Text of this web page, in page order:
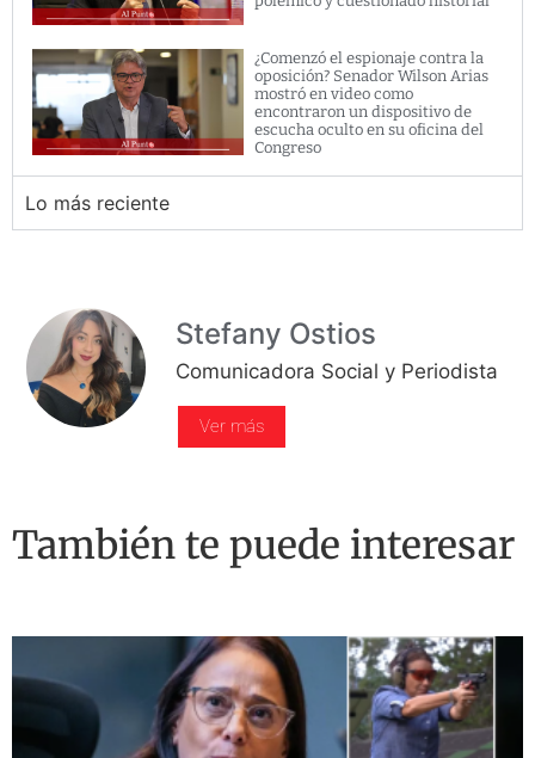
¿Comenzó el espionaje contra la
oposición? Senador Wilson Arias
mostró en video como
encontraron un dispositivo de
escucha oculto en su oficina del
Congreso
Lo más reciente
Stefany Ostios
Comunicadora Social y Periodista
Ver más
También te puede interesar